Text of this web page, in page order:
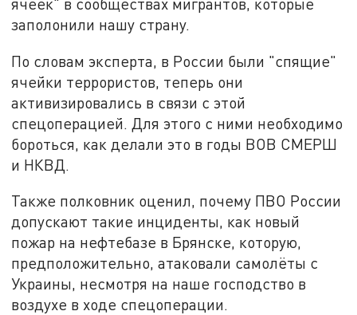
заполонили нашу страну.
По словам эксперта, в России были "спящие"
ячейки террористов, теперь они
активизировались в связи с этой
спецоперацией. Для этого с ними необходимо
бороться, как делали это в годы ВОВ СМЕРШ
и НКВД.
Также полковник оценил, почему ПВО России
допускают такие инциденты, как новый
пожар на нефтебазе в Брянске, которую,
предположительно, атаковали самолёты с
Украины, несмотря на наше господство в
воздухе в ходе спецоперации.